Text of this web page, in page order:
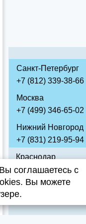
соглашаетесь с
Вы можете
Санкт-Петербург
+7 (812) 339-38-66
Москва
+7 (499) 346-65-02
Нижний Новгород
+7 (831) 219-95-94
Краснодар
+7 (861) 238-85-70
Липецк
+7 (474) 220-01-78